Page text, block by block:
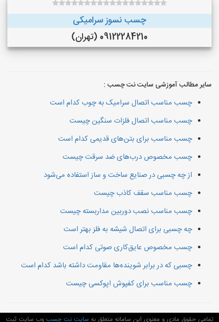
چسب نسوز سرامیکی
09122284210 (تهران)
سایر مطالب آموزشی سایت نت چسب :
چسب مناسب اتصال سرامیک به چوب کدام است
چسب مناسب اتصال فلزات سنگین چیست
چسب مناسب برای بتن‌های قدیمی کدام است
چسب مخصوص درب‌های ضد سرقت چیست
از چه چسبی در صنایع ساخت و ساز استفاده می‌شود
چسب مناسب سقف کاذب چیست
چسب مناسب نصب دوربین مداربسته چیست
چه چسبی برای اتصال شیشه به فلز بهتر است
چسب مخصوص عایق‌کاری صوتی کدام است
چسبی که در برابر شوینده‌ها مقاومت داشته باشد کدام است
چسب مناسب برای کفپوش اپوکسی چیست
تمامی حقوق مادی و معنوی این سامانه متعلق به سایت نت چسبوب سایت ثبت